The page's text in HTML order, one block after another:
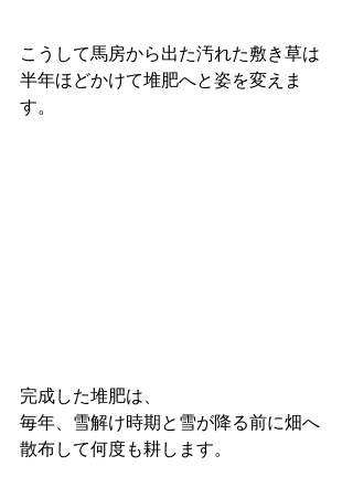
こうして馬房から出た汚れた敷き草は
半年ほどかけて堆肥へと姿を変えま
す。
完成した堆肥は、
毎年、雪解け時期と雪が降る前に畑へ
散布して何度も耕します。